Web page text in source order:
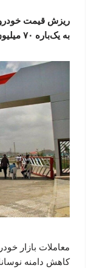
ریزش قیمت
به یک‌باره ۷۰ میلیون تومان ریخت + جدول
کاهش دامنه